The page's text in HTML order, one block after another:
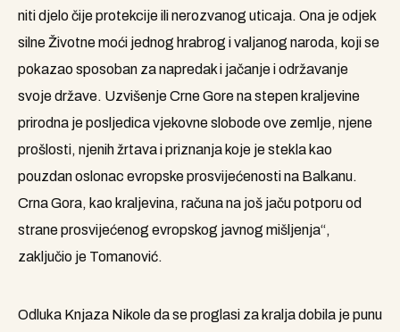
niti djelo čije protekcije ili nerozvanog uticaja. Ona je odjek
silne Životne moći jednog hrabrog i valjanog naroda, koji se
pokazao sposoban za napredak i jačanje i održavanje
svoje države. Uzvišenje Crne Gore na stepen kraljevine
prirodna je posljedica vjekovne slobode ove zemlje, njene
prošlosti, njenih žrtava i priznanja koje je stekla kao
pouzdan oslonac evropske prosvijećenosti na Balkanu.
Crna Gora, kao kraljevina, računa na još jaču potporu od
strane prosvijećenog evropskog javnog mišljenja“,
zaključio je Tomanović.
Odluka Knjaza Nikole da se proglasi za kralja dobila je punu